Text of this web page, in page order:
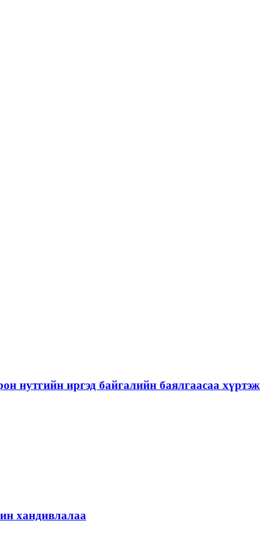
нутгийн иргэд байгалийн баялгаасаа хүртэж
хандивлалаа